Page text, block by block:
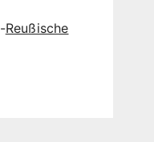
-Reußische